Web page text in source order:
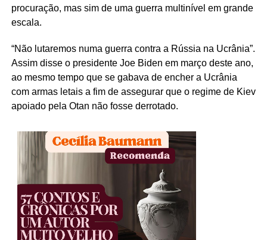
procuração, mas sim de uma guerra multinível em grande
escala.
“Não lutaremos numa guerra contra a Rússia na Ucrânia”.
Assim disse o presidente Joe Biden em março deste ano,
ao mesmo tempo que se gabava de encher a Ucrânia
com armas letais a fim de assegurar que o regime de Kiev
apoiado pela Otan não fosse derrotado.